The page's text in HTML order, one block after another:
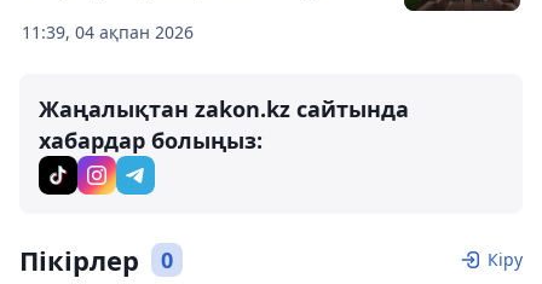
11:39, 04 ақпан 2026
Жаңалықтан zakon.kz сайтында
хабардар болыңыз:
Пікірлер 0 Кіру